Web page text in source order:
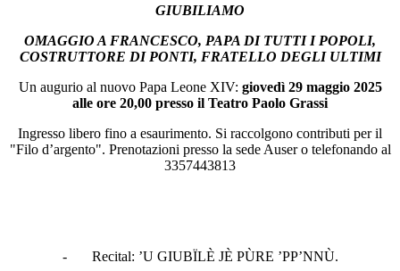
GIUBILIAMO
OMAGGIO A FRANCESCO, PAPA DI TUTTI I POPOLI,
COSTRUTTORE DI PONTI, FRATELLO DEGLI ULTIMI
Un augurio al nuovo Papa Leone XIV: giovedì 29 maggio 2025
alle ore 20,00 presso il Teatro Paolo Grassi
Ingresso libero fino a esaurimento. Si raccolgono contributi per il
"Filo d’argento". Prenotazioni presso la sede Auser o telefonando al
3357443813
- Recital: ’U GIUBΪLÈ JÈ PÙRE ’PP’NNÙ.